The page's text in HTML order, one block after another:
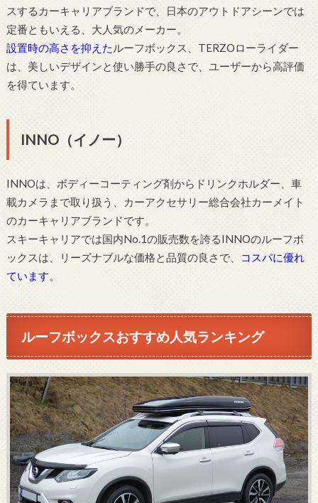
スするカーキャリアブランドで、日本のアウトドアシーンでは
定番ともいえる、大人気のメーカー。
設置時の高さを抑えた ルーフボックス、TERZOローライダー
は、美しいデザインと使い勝手の良さで、ユーザーから高評価
を得ています。
INNO（イノー）
INNOは、ボディーコーティング剤からドリンクホルダー、車
載カメラまで取り扱う、カーアクセサリー総合会社カーメイト
のカーキャリアブランドです。
スキーキャリアでは国内No.1の販売数を誇るINNOのルーフボ
ックスは、リーズナブルな価格と品質の良さで、
コスパに優れ
ています。
ルーフボックスおすすめ人気ランキング